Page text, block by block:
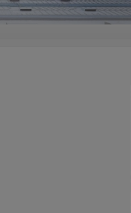
德潤）